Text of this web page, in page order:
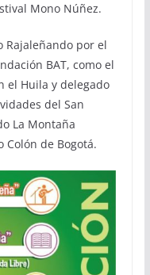
Mono Núñez.
Rajaleñando por el
BAT, como el
el Huila y delegado
del San
La Montaña
Colón de Bogotá.